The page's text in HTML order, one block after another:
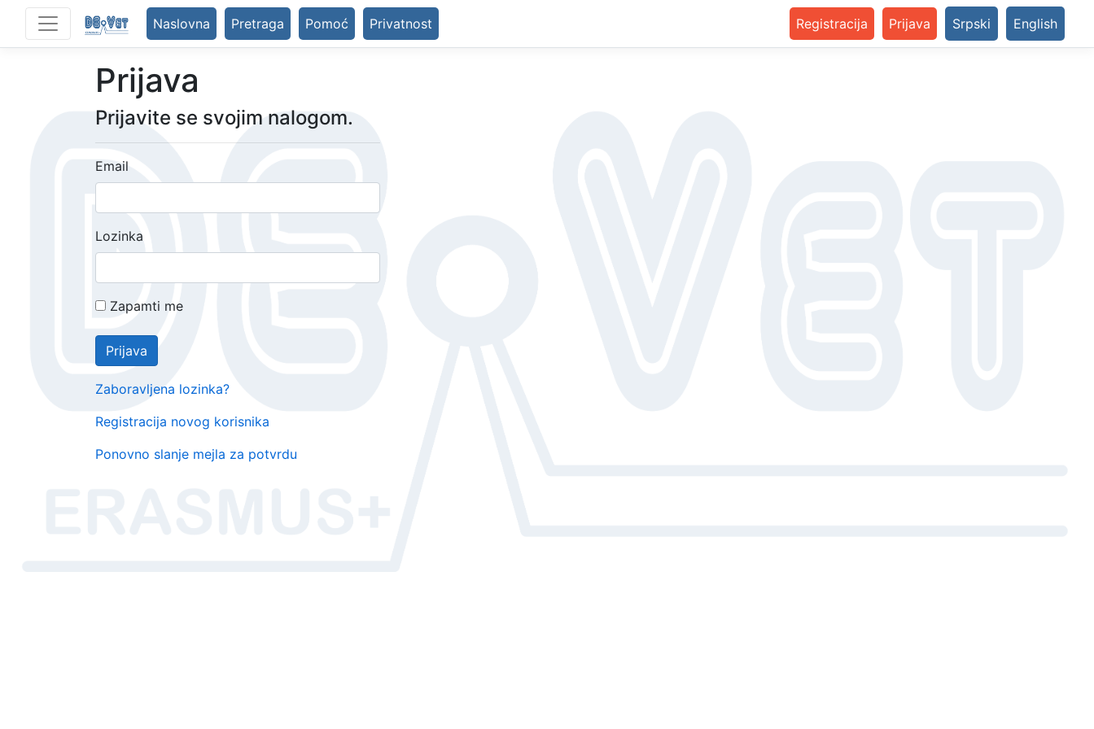
Naslovna Pretraga Pomoć Privatnost Registracija Prijava Srpski English
Prijava
Prijavite se svojim nalogom.
Email
Lozinka
Zapamti me
Prijava
Zaboravljena lozinka?
Registracija novog korisnika
Ponovno slanje mejla za potvrdu